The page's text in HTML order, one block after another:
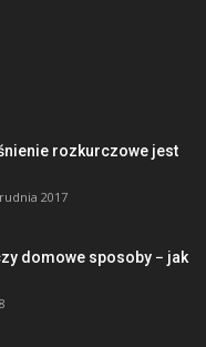
rozkurczowe jest
2017
domowe sposoby − jak